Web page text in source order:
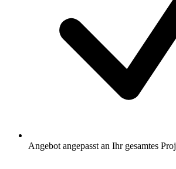
Angebot angepasst an Ihr gesamtes